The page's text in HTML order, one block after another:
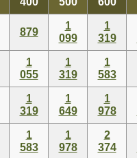
879
1
099
1
319
1
055
1
319
1
583
1
319
1
649
1
978
1
583
1
978
2
374